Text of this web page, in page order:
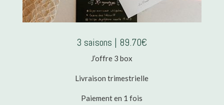
3 saisons | 89.70€
J’offre 3 box
Livraison trimestrielle
Paiement en 1 fois